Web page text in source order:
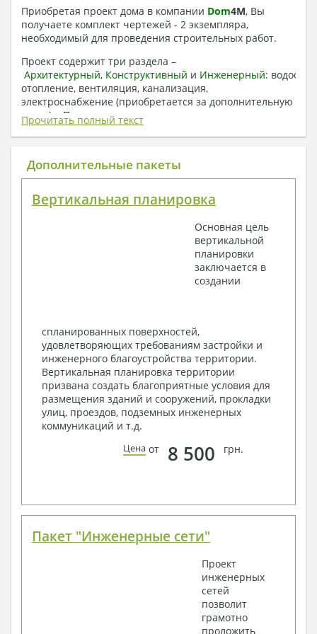
Приобретая проект дома в компании Dom4M, Вы
получаете комплект чертежей - 2 экземпляра,
необходимый для проведения строительных работ.
Проект содержит три раздела –
Архитектурный, Конструктивный и Инженерный:
отопление, вентиляция, канализация,
электроснабжение (приобретается за дополнительную
плату) + Пояснительная записка.
1. Архитектурный раздел:
Общие данные по проекту
Поэтажные маркировочные планы с
Разрезы и состав конструкций
Фасады с ведомостью внешних отделок
Элементы проемов – спецификация
Ведомость перемычек – сечения и
Архитектурные узлы в конструкциях
2. Конструктивный раздел:
Общие данные по проекту
Схемы расположения и расчеты фундаментов
Элементы каркаса – схемы расположения
Схема расположения перекрытий
Опоры перекрытия на стены или Узлы
Элементы кровли – схемы расположения
3. Инженерный раздел (приобретается по желанию
за дополнительную плату):
Условные обозначения с общими данными
Поэтажная система водоснабжения и
Аксонометрическая схема водоснабжения и
Прочитать полный текст
Дополнительные пакеты
Вертикальная планировка
Основная цель
вертикальной
планировки
заключается в
создании
спланированных поверхностей,
удовлетворяющих требованиям застройки и
инженерного благоустройства территории.
Вертикальная планировка территории
призвана создать благоприятные условия для
размещения зданий и сооружений, прокладки
улиц, проездов, подземных инженерных
коммуникаций и т.д.
Цена от 8 500 грн.
Пакет "Инженерные сети"
Проект
инженерных
сетей
позволит
грамотно
проложить